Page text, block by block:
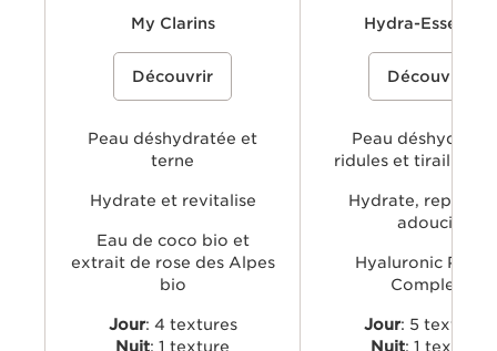
My Clarins
Une crème-gel hydratante à base
d'eau de coco bio et d'extrait de rose
Découvrir
Peau déshydratée et
terne
Hydrate et revitalise
Eau de coco bio et
extrait de rose des Alpes
bio
Jour: 4 textures
Nuit: 1 texture
Hydra-Essentiel
Une gamme de soins
contenant le Hyaluronic
officinal, pour visiblement
lisser et apaiser la peau, tout
apportant une hydratation
Découvrir
Peau
ridules et
Hydrate, repulpe
adoucit
Hyaluronic
Complex
Jour: 5 textures
Nuit: 1 texture